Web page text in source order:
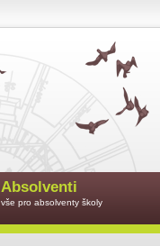
Absolventi
vše pro absolventy školy